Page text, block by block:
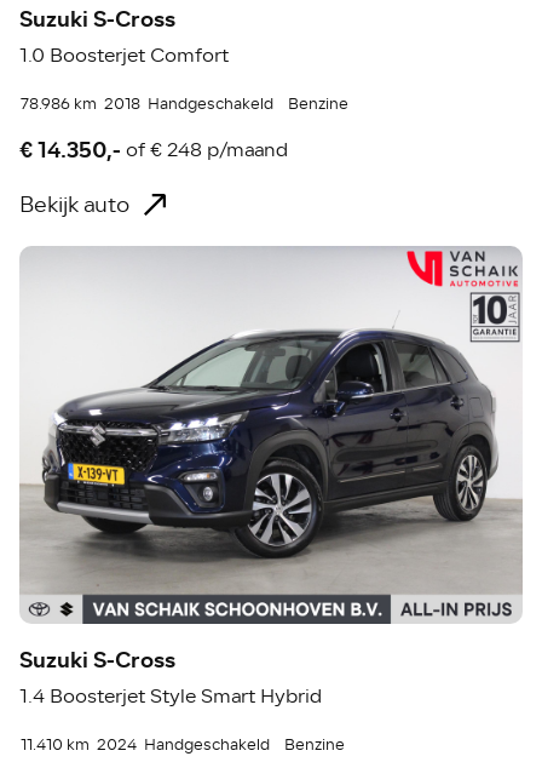
Suzuki S-Cross
1.0 Boosterjet Comfort
78.986 km 2018 Handgeschakeld Benzine
€ 14.350,- of€ 248 p/maand
Bekijk auto
Suzuki S-Cross
1.4 Boosterjet Style Smart Hybrid
11.410 km 2024 Handgeschakeld Benzine